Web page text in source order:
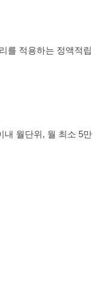
를 적용하는 정액적립
내 월단위, 월 최소 5만